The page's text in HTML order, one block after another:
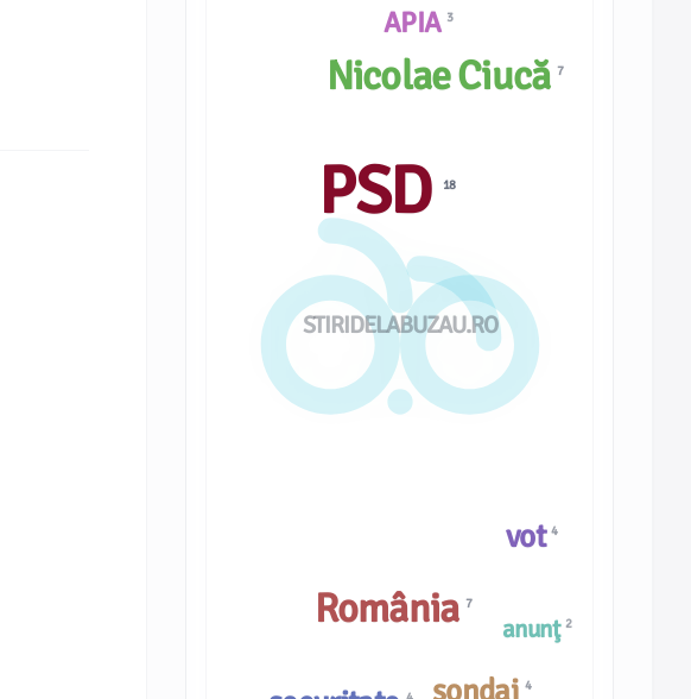
STIRIDELABUZAU.RO
APIA 3
vot4
anunţ 2
Nicolae Ciucă7
România7
PSD 18
4